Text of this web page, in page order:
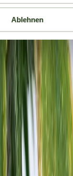
Ablehnen